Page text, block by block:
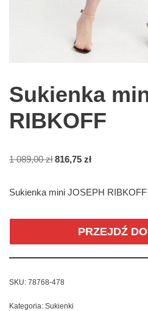
Sukienka
RIBKOFF
1 089,00zł 816,75 zł
Sukienka mini JOSEPH
PRZEJDŹ
SKU: 78768-478
Kategoria: Sukienki